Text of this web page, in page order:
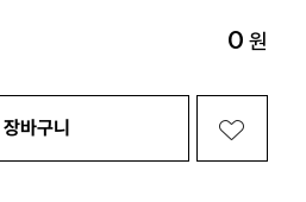
0원
장바구니